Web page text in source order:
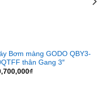
Bơm màng GODO QBY3-
thân Gang 3″
₫